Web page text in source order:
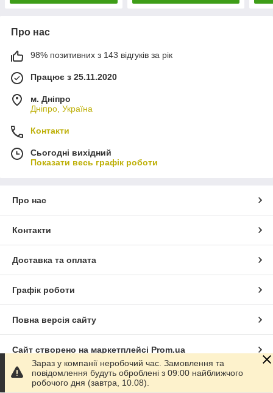
Про нас
98% позитивних з 143 відгуків за рік
Працює з 25.11.2020
м. Дніпро
Дніпро, Україна
Контакти
Сьогодні вихідний
Показати весь графік роботи
Про нас
Контакти
Доставка та оплата
Графік роботи
Повна версія сайту
Сайт створено на маркетплейсі Prom.ua
Політика конфіденційності
Зараз у компанії неробочий час. Замовлення та
повідомлення будуть оброблені з 09:00 найближчого
робочого дня (завтра, 10.08).